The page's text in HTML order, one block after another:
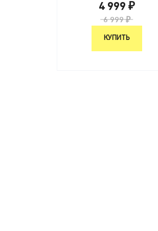
4 999 ₽
6 999 ₽
КУПИТЬ